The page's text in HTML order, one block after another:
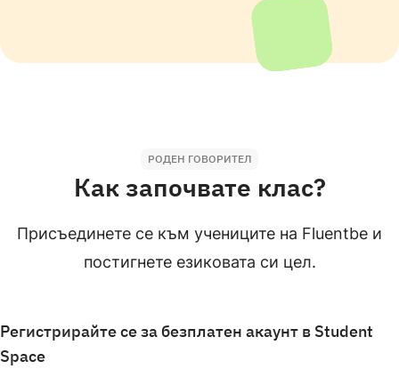
НОСИТЕЛ НА ЕЗИКА
РОДЕН ГОВОРИТЕЛ
Как започвате клас?
Присъединете се към учениците на Fluentbe и
постигнете езиковата си цел.
Регистрирайте се за безплатен акаунт в Student
Space